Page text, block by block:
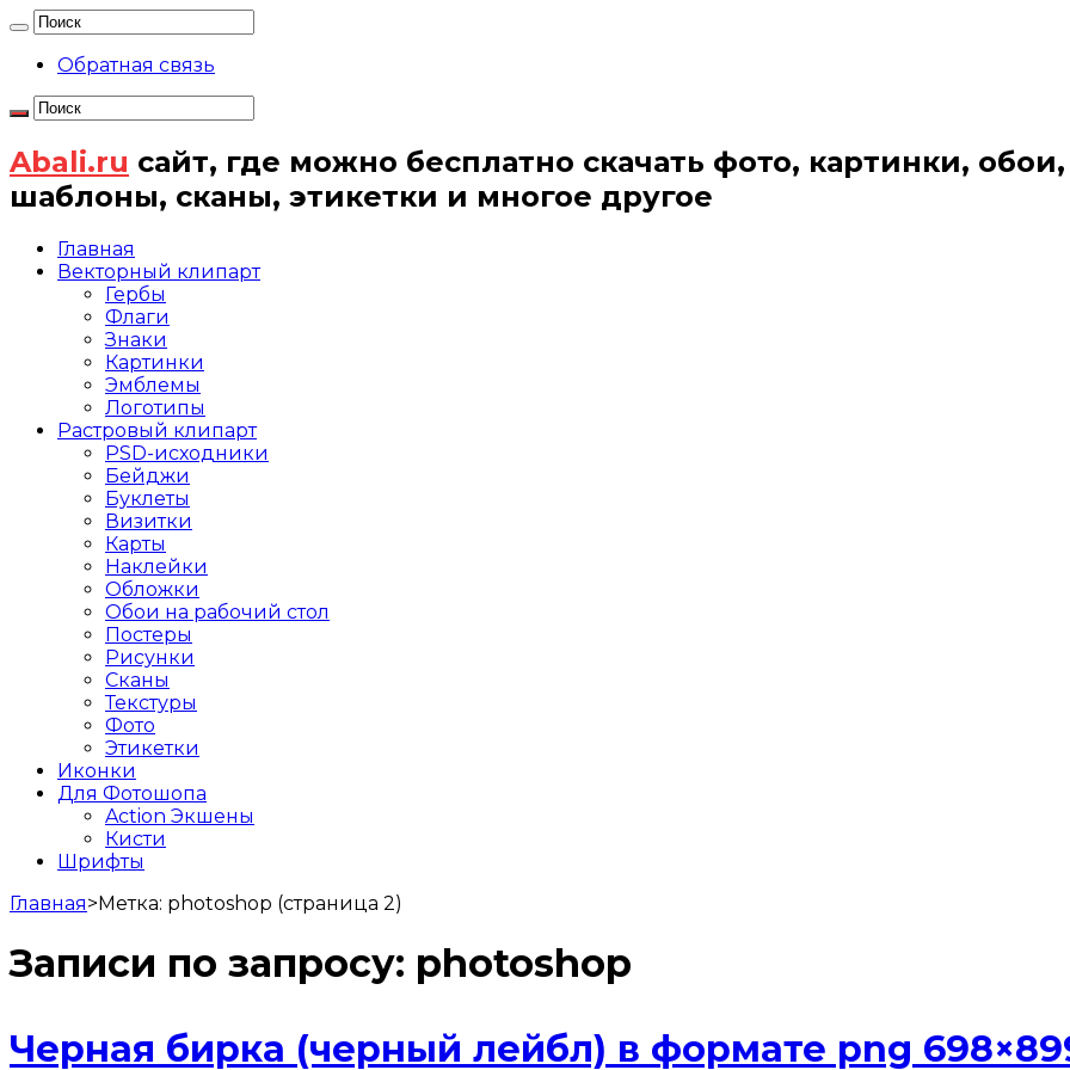
Обратная связь
Abali.ru сайт, где можно бесплатно скачать фото, картинки,
шаблоны, сканы, этикетки и многое другое
Главная
Векторный клипарт
Гербы
Флаги
Знаки
Картинки
Эмблемы
Логотипы
Растровый клипарт
PSD-исходники
Бейджи
Буклеты
Визитки
Карты
Наклейки
Обложки
Обои на рабочий стол
Постеры
Рисунки
Сканы
Текстуры
Фото
Этикетки
Иконки
Для Фотошопа
Action Экшены
Кисти
Шрифты
Главная>Метка: photoshop (страница 2)
Записи по запросу: photoshop
Черная бирка (черный лейбл) в формате png